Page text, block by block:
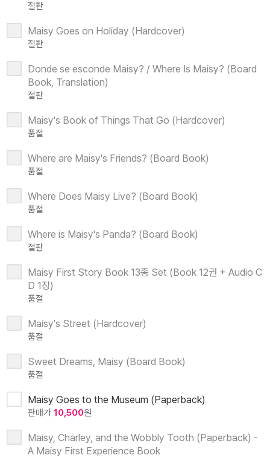
절판
Maisy Goes on Holiday (Hardcover)
절판
Donde se esconde Maisy? / Where Is Maisy? (Board
Book, Translation)
절판
Maisy's Book of Things That Go (Hardcover)
품절
Where are Maisy's Friends? (Board Book)
품절
Where Does Maisy Live? (Board Book)
품절
Where is Maisy's Panda? (Board Book)
절판
Maisy First Story Book 13종 Set (Book 12권 + Audio C
D 1장)
품절
Maisy's Street (Hardcover)
품절
Sweet Dreams, Maisy (Board Book)
품절
Maisy Goes to the Museum (Paperback)
판매가 10,500원
Maisy, Charley, and the Wobbly Tooth (Paperback) -
A Maisy First Experience Book